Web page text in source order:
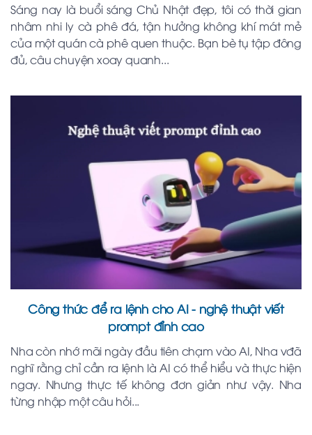
Sáng nay là buổi sáng Chủ Nhật đẹp, tôi có thời gian
nhâm nhi ly cà phê đá, tận hưởng không khí mát mẻ
của một quán cà phê quen thuộc. Bạn bè tụ tập đông
đủ, câu chuyện xoay quanh...
Công thức để ra lệnh cho AI - nghệ thuật viết
prompt đỉnh cao
Nha còn nhớ mãi ngày đầu tiên chạm vào AI, Nha vđã
nghĩ rằng chỉ cần ra lệnh là AI có thể hiểu và thực hiện
ngay. Nhưng thực tế không đơn giản như vậy. Nha
từng nhập một câu hỏi...